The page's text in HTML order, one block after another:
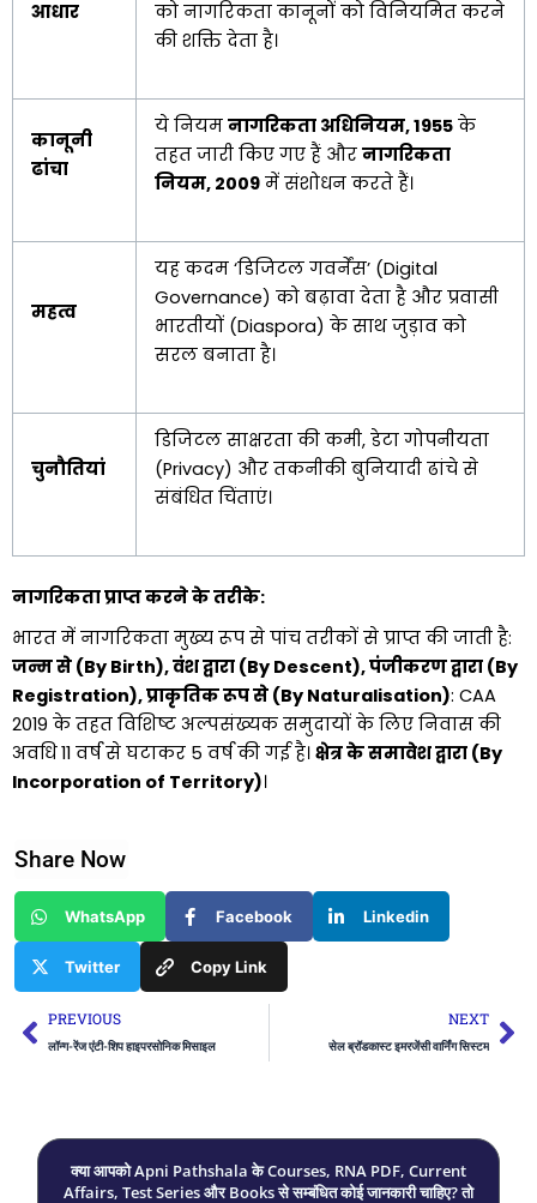
आधार
को नागरिकता कानूनों को विनियमित करने
की शक्ति देता है।
कानूनी
ढांचा
ये नियम नागरिकता अधिनियम, 1955के
तहत जारी किए गए हैं और नागरिकता
नियम, 2009में संशोधन करते हैं।
महत्व
यह कदम ‘डिजिटल गवर्नेंस’ (Digital
Governance) को बढ़ावा देता है और प्रवासी
भारतीयों (Diaspora) के साथ जुड़ाव को
सरल बनाता है।
चुनौतियां
डिजिटल साक्षरता की कमी, डेटा गोपनीयता
(Privacy) और तकनीकी बुनियादी ढांचे से
संबंधित चिंताएं।
नागरिकता प्राप्त करने के तरीके:
भारत में नागरिकता मुख्य रूप से पांच तरीकों से प्राप्त की जाती है:
जन्म से (By Birth), वंश द्वारा (By Descent), पंजीकरण द्वारा (By
Registration), प्राकृतिक रूप से (By Naturalisation): CAA
2019 के तहत विशिष्ट अल्पसंख्यक समुदायों के लिए निवास की
अवधि 11 वर्ष से घटाकर 5 वर्ष की गई है। क्षेत्र के समावेश द्वारा (By
Incorporation of Territory)।
Share Now
WhatsApp Facebook Linkedin
Twitter Copy Link
Prev
PREVIOUS
लॉन्ग-रेंज एंटी-शिप हाइपरसोनिक मिसाइल
NEXT
सेल ब्रॉडकास्ट इमरजेंसी वार्निंग सिस्टम
क्या आपको Apni Pathshala के Courses, RNA PDF, Current
Affairs, Test Series और Books से सम्बंधित कोई जानकारी चाहिए? तो